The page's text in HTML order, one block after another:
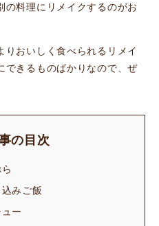
の料理にリメイクするのがお
りおいしく食べられるリメイ
できるものばかりなので、ぜ
の目次
みご飯
ー